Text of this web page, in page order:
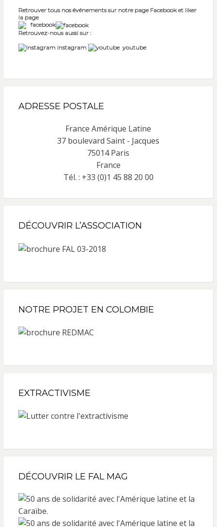
Retrouver tous nos événements sur notre page Facebook et liker
la page
facebook
Retrouvez-nous aussi sur :
instagram
youtube
ADRESSE POSTALE
France Amérique Latine
37 boulevard Saint - Jacques
75014 Paris
France
Tél. : +33 (0)1 45 88 20 00
DÉCOUVRIR L’ASSOCIATION
NOTRE PROJET EN COLOMBIE
EXTRACTIVISME
DÉCOUVRIR LE FAL MAG